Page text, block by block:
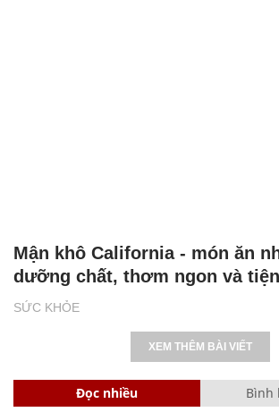
SỨC KHỎE
Mận khô California - món ăn
dưỡng chất, thơm ngon và
XEM THÊM BÀI VIẾT
Đọc nhiều Bình